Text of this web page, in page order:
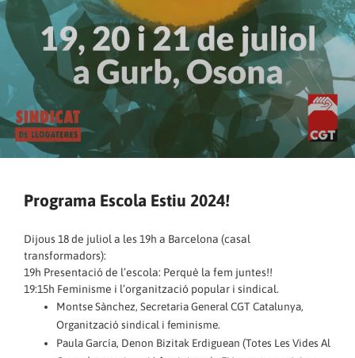
Programa Escola Estiu 2024!
Dijous 18 de juliol a les 19h a Barcelona (casal
transformadors):
19h Presentació de l’escola: Perquè la fem juntes!!
19:15h Feminisme i l’organització popular i sindical.
Montse Sànchez, Secretaria General CGT Catalunya,
Organització sindical i feminisme.
Paula García, Denon Bizitak Erdiguean (Totes Les Vides Al